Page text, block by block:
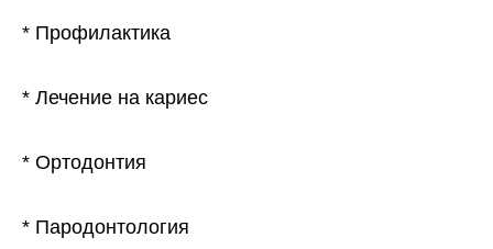
* Профилактика
* Лечение на кариес
* Ортодонтия
* Пародонтология